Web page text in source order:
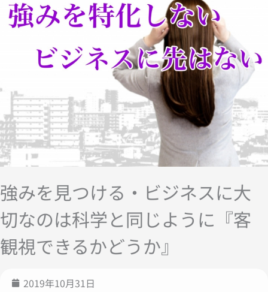
強みを見つける・ビジネスに大
切なのは科学と同じように『客
観視できるかどうか』
2019年10月31日